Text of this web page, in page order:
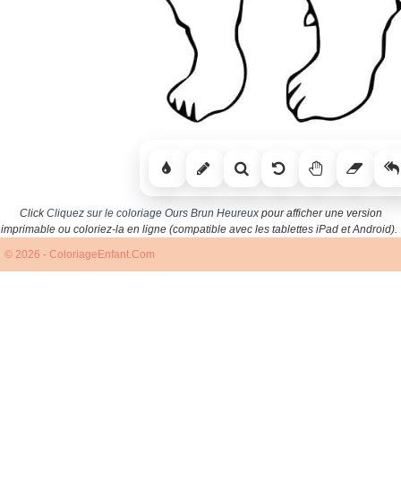
ClickCliquez sur le coloriage Ours Brun Heureuxpour afficher une version
imprimable ou coloriez-la en ligne (compatible avec les tablettes iPad et Android).
© 2026 - ColoriageEnfant.Com